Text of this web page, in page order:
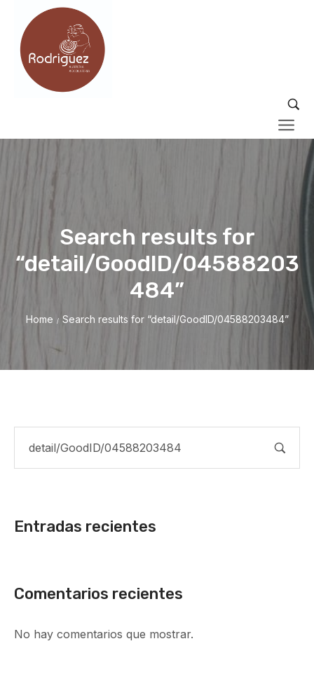
Search results for
“detail/GoodID/04588203
484”
Home / Search results for “detail/GoodID/04588203484”
Entradas recientes
Comentarios recientes
No hay comentarios que mostrar.